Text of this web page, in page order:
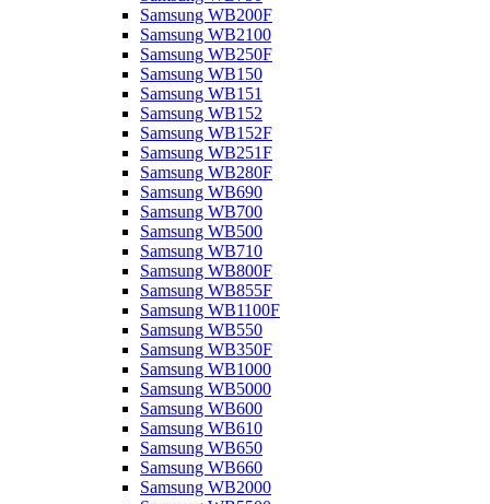
Samsung WB200F
Samsung WB2100
Samsung WB250F
Samsung WB150
Samsung WB151
Samsung WB152
Samsung WB152F
Samsung WB251F
Samsung WB280F
Samsung WB690
Samsung WB700
Samsung WB500
Samsung WB710
Samsung WB800F
Samsung WB855F
Samsung WB1100F
Samsung WB550
Samsung WB350F
Samsung WB1000
Samsung WB5000
Samsung WB600
Samsung WB610
Samsung WB650
Samsung WB660
Samsung WB2000